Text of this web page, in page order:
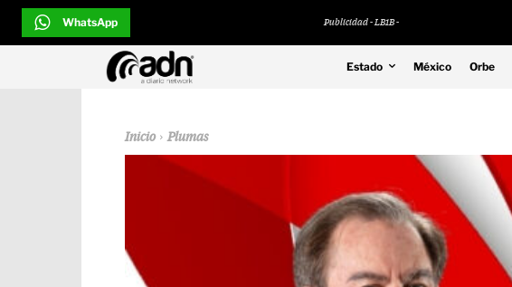
WhatsApp Publicidad - LB1B -
Estado México Orbe
Inicio Plumas